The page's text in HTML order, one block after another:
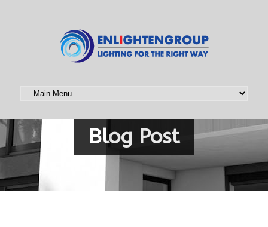
Blog Post